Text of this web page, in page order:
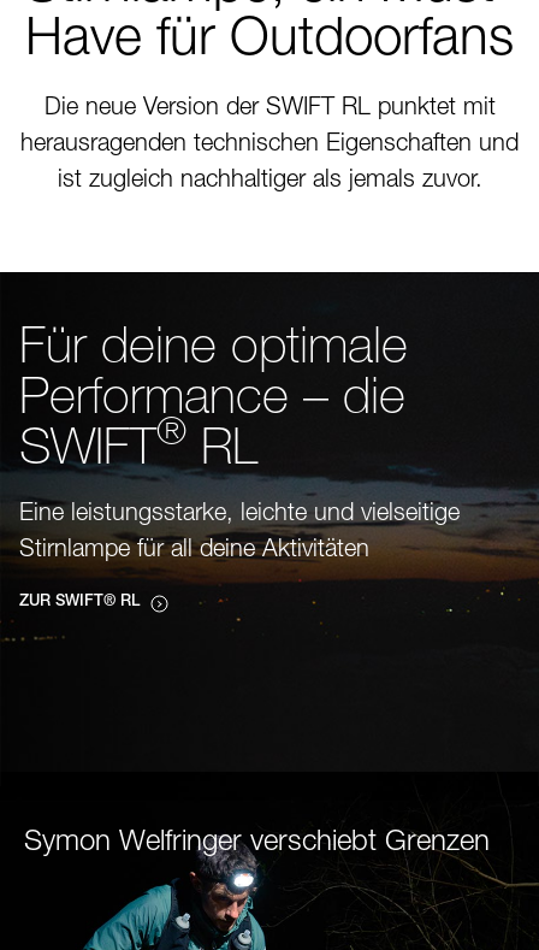
Have für Outdoorfans
Die neue Version der SWIFT RL punktet mit
herausragenden technischen Eigenschaften und
ist zugleich nachhaltiger als jemals zuvor.
Für deine optimale
Performance – die
SWIFT® RL
Eine leistungsstarke, leichte und vielseitige
Stirnlampe für all deine Aktivitäten
ZUR SWIFT® RL
Symon Welfringer verschiebt Grenzen